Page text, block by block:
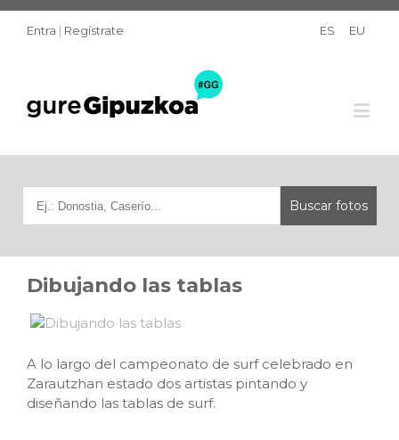
Entra | Regístrate ES EU
Dibujando las tablas
A lo largo del campeonato de surf celebrado en
Zarautzhan estado dos artistas pintando y
diseñando las tablas de surf.